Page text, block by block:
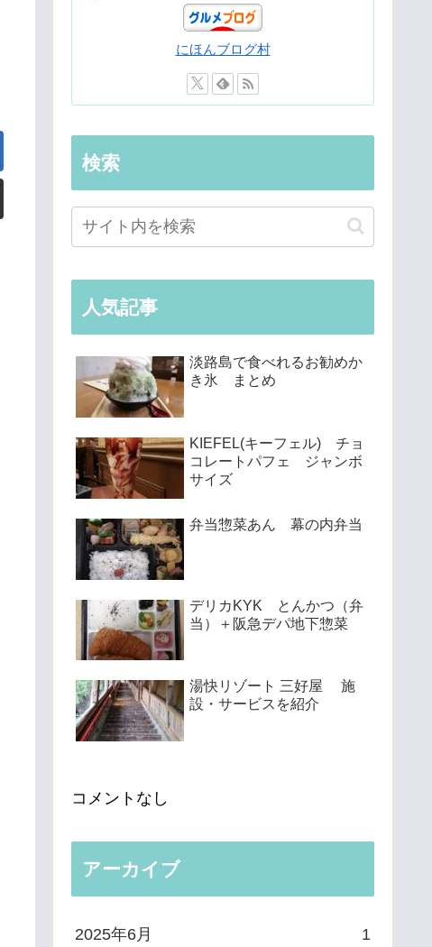
にほんブログ村
検索
人気記事
淡路島で食べれるお勧めか
き氷 まとめ
KIEFEL(キーフェル) チョ
コレートパフェ ジャンボ
サイズ
弁当惣菜あん 幕の内弁当
デリカKYK とんかつ（弁
当）＋阪急デパ地下惣菜
湯快リゾート 三好屋 施
設・サービスを紹介
コメントなし
アーカイブ
2025年6月 1